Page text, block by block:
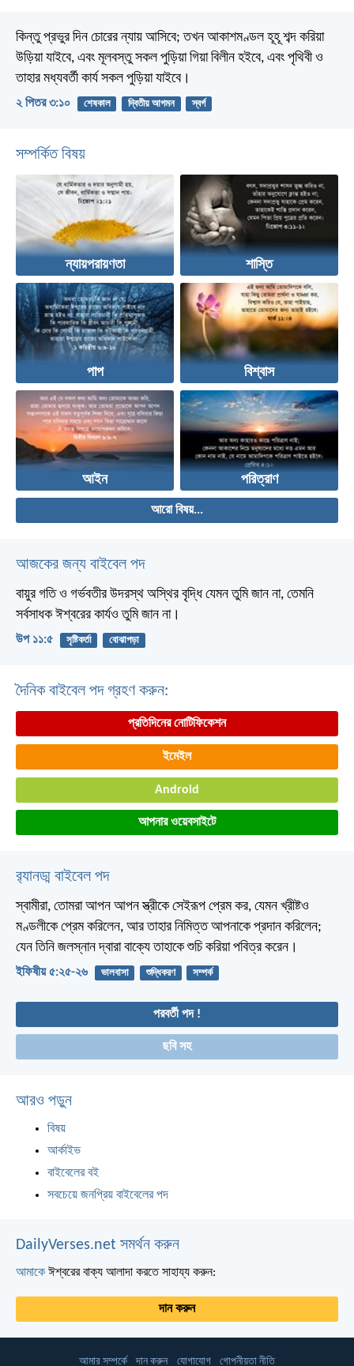
কিন্তু প্রভুর দিন চোরের ন্যায় আসিবে; তখন আকাশমণ্ডল হূহূ শব্দ করিয়া
উড়িয়া যাইবে, এবং মূলবস্তু সকল পুড়িয়া গিয়া বিলীন হইবে, এবং পৃথিবী ও
তাহার মধ্যবর্তী কার্য সকল পুড়িয়া যাইবে।
২ পিতর ৩:১০ শেষকাল দ্বিতীয় আগমন স্বর্গ
সম্পর্কিত বিষয়
ন্যায়পরায়ণতা শাস্তি
পাপ বিশ্বাস
আইন পরিত্রাণ
আরো বিষয়...
আজকের জন্য বাইবেল পদ
বায়ুর গতি ও গর্ভবতীর উদরস্থ অস্থির বৃদ্ধি যেমন তুমি জান না, তেমনি
সর্বসাধক ঈশ্বরের কার্যও তুমি জান না।
উপ ১১:৫ সৃষ্টিকর্তা বোঝাপড়া
দৈনিক বাইবেল পদ গ্রহণ করুন:
প্রতিদিনের নোটিফিকেশন
ইমেইল
Android
আপনার ওয়েবসাইটে
র‌্যানড্ম বাইবেল পদ
স্বামীরা, তোমরা আপন আপন স্ত্রীকে সেইরূপ প্রেম কর, যেমন খ্রীষ্টও
মণ্ডলীকে প্রেম করিলেন, আর তাহার নিমিত্ত আপনাকে প্রদান করিলেন;
যেন তিনি জলস্নান দ্বারা বাক্যে তাহাকে শুচি করিয়া পবিত্র করেন।
ইফিষীয় ৫:২৫-২৬ ভালবাসা শুদ্ধিকরণ সম্পর্ক
পরবর্তী পদ !
ছবি সহ
আরও পড়ুন
বিষয়
আর্কাইভ
বাইবেলের বই
সবচেয়ে জনপ্রিয় বাইবেলের পদ
DailyVerses.net সমর্থন করুন
আমাকে ঈশ্বরের বাক্য আলাদা করতে সাহায্য করুন:
দান করুন
আমার সম্পর্কে দান করুন যোগাযোগ গোপনীয়তা নীতি